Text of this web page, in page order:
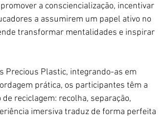
a consciencialização, incentivar
a assumirem um papel ativo no
transformar mentalidades e inspirar
Precious Plastic, integrando-as em
prática, os participantes têm a
reciclagem: recolha, separação,
imersiva traduz de forma perfeita